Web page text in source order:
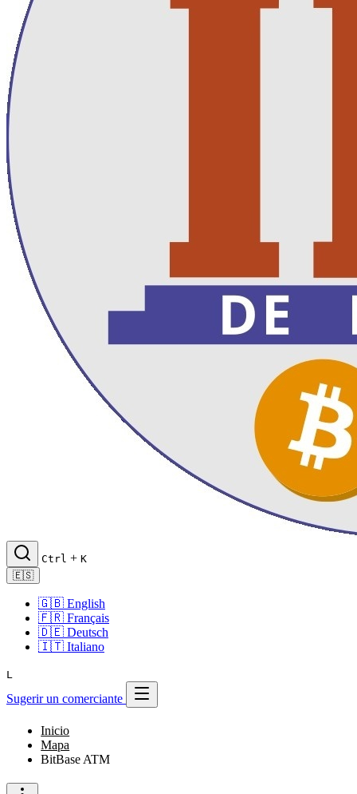
Ctrl + K
🇪🇸
🇬🇧 English
🇫🇷 Français
🇩🇪 Deutsch
🇮🇹 Italiano
L
Sugerir un comerciante
Inicio
Mapa
BitBase ATM